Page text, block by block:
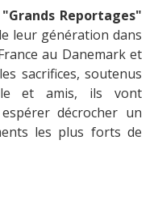
"Grands Reportages"
leur génération dans
au Danemark et
sacrifices, soutenus
et amis, ils vont
décrocher un
les plus forts de